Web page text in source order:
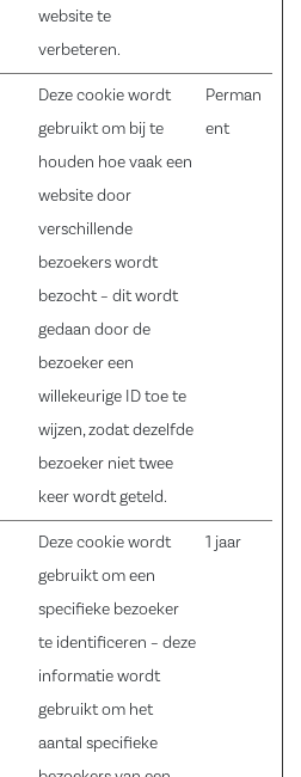
website te
verbeteren.
Deze cookie wordt
gebruikt om bij te
houden hoe vaak een
website door
verschillende
bezoekers wordt
bezocht – dit wordt
gedaan door de
bezoeker een
willekeurige ID toe te
wijzen, zodat dezelfde
bezoeker niet twee
keer wordt geteld.
Perman
ent
Deze cookie wordt
gebruikt om een
specifieke bezoeker
te identificeren – deze
informatie wordt
gebruikt om het
aantal specifieke
1 jaar